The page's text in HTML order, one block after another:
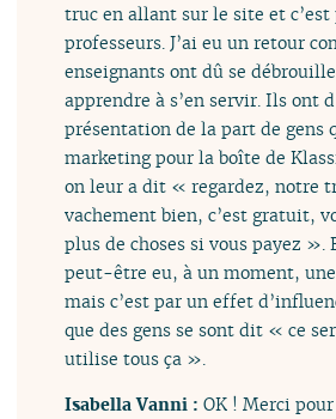
truc en allant sur le site et
professeurs. J’ai eu un retour
enseignants ont dû se
apprendre à s’en servir. Ils ont
présentation de la part de gens
marketing pour la boîte de
on leur a dit « regardez, notre
vachement bien, c’est gratuit,
plus de choses si vous payez
peut-être eu, à un moment,
mais c’est par un effet
que des gens se sont dit « ce
utilise tous ça ».
Isabella Vanni :OK ! Merci